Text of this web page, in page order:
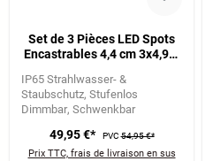
Set de 3 Pièces LED Spots
Encastrables 4,4 cm 3x4,9W
IP65 Strahlwasser- &
Staubschutz Stufenlos
Dimmbar Schwenkbar
49,95 €* PVC54,95 €*
Prix TTC, frais de livraison en sus